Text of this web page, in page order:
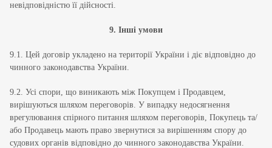
невідповідністю її дійсності.
9. Інші умови
9.1. Цей договір укладено на території України і діє відповідно до
чинного законодавства України.
9.2. Усі спори, що виникають між Покупцем і Продавцем,
вирішуються шляхом переговорів. У випадку недосягнення
врегулювання спірного питання шляхом переговорів, Покупець та/
або Продавець мають право звернутися за вирішенням спору до
судових органів відповідно до чинного законодавства України.